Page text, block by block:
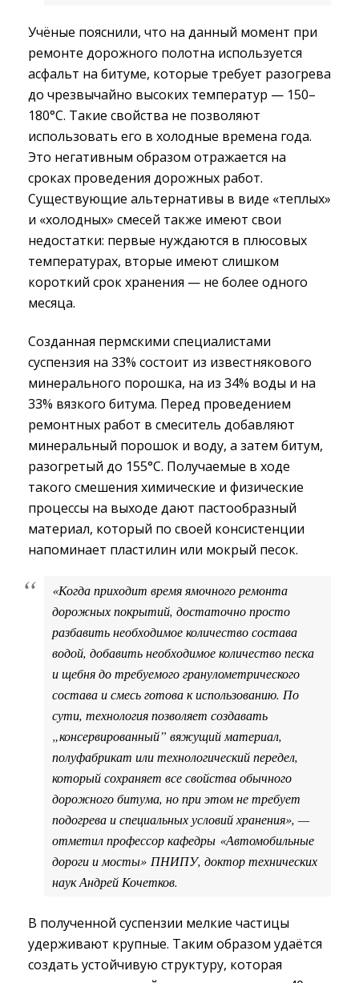
Учёные пояснили, что на данный момент при
ремонте дорожного полотна используется
асфальт на битуме, которые требует разогрева
до чрезвычайно высоких температур — 150–
180°С. Такие свойства не позволяют
использовать его в холодные времена года.
Это негативным образом отражается на
сроках проведения дорожных работ.
Существующие альтернативы в виде «теплых»
и «холодных» смесей также имеют свои
недостатки: первые нуждаются в плюсовых
температурах, вторые имеют слишком
короткий срок хранения — не более одного
месяца.
Созданная пермскими специалистами
суспензия на 33% состоит из известнякового
минерального порошка, на из 34% воды и на
33% вязкого битума. Перед проведением
ремонтных работ в смеситель добавляют
минеральный порошок и воду, а затем битум,
разогретый до 155°С. Получаемые в ходе
такого смешения химические и физические
процессы на выходе дают пастообразный
материал, который по своей консистенции
напоминает пластилин или мокрый песок.
«Когда приходит время ямочного ремонта
дорожных покрытий, достаточно просто
разбавить необходимое количество состава
водой, добавить необходимое количество песка
и щебня до требуемого гранулометрического
состава и смесь готова к использованию. По
сути, технология позволяет создавать
„консервированный” вяжущий материал,
полуфабрикат или технологический передел,
который сохраняет все свойства обычного
дорожного битума, но при этом не требует
подогрева и специальных условий хранения», —
отметил профессор кафедры «Автомобильные
дороги и мосты» ПНИПУ, доктор технических
наук Андрей Кочетков.
В полученной суспензии мелкие частицы
удерживают крупные. Таким образом удаётся
создать устойчивую структуру, которая